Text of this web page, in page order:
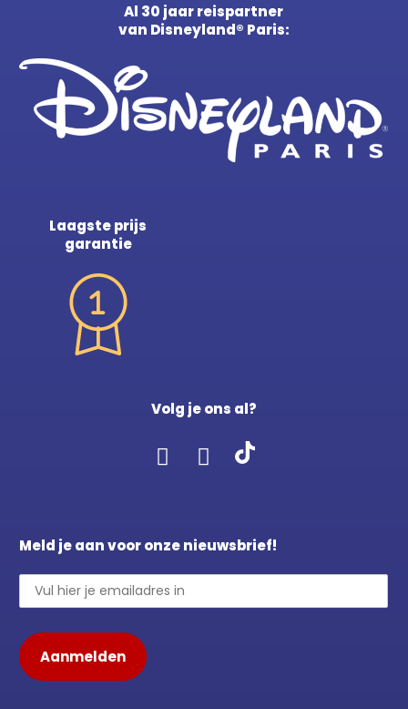
Al 30 jaar reispartner
van Disneyland® Paris:
Laagste prijs
garantie
Volg je ons al?
Meld je aan voor onze nieuwsbrief!